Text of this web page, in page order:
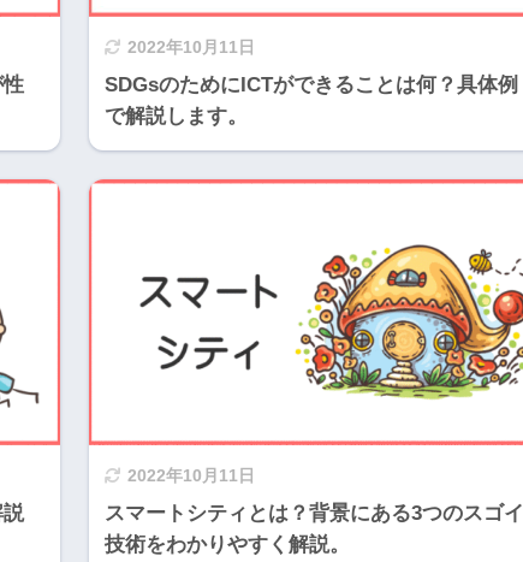
2022年10月11日
SDGsのためにICTができることは何？具体例
で解説します。
2022年10月11日
スマートシティとは？背景にある3つのスゴイ
技術をわかりやすく解説。